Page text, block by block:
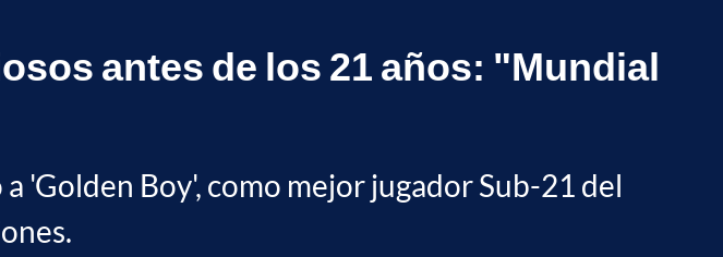
antes de los 21 años: "Mundial
'Golden Boy', como mejor jugador Sub-21 del